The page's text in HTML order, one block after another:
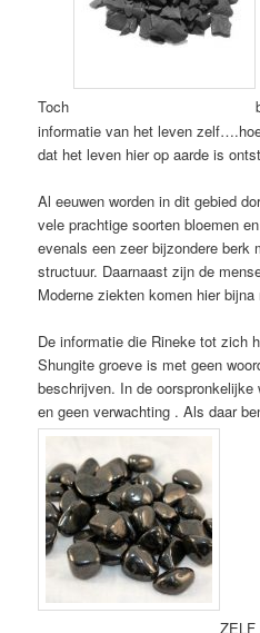
Toch
informatie van het leven
dat het leven hier op aarde is
Al eeuwen worden in dit gebied
vele prachtige soorten bloemen
evenals een zeer bijzondere berk
structuur. Daarnaast zijn de
Moderne ziekten komen hier bijna
De informatie die Rineke tot zich
Shungite groeve is met geen
beschrijven. In de oorspronkelijke
en geen verwachting . Als daar
ZELF